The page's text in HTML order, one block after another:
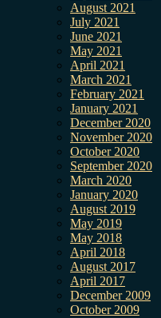
August 2021
July 2021
June 2021
May 2021
April 2021
March 2021
February 2021
January 2021
December 2020
November 2020
October 2020
September 2020
March 2020
January 2020
August 2019
May 2019
May 2018
April 2018
August 2017
April 2017
December 2009
October 2009